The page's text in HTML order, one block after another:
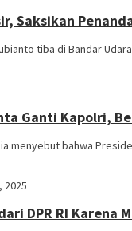
Saksikan
tiba di Bandar
Ganti Kapolri,
menyebut bahwa
2025
DPR RI Karena